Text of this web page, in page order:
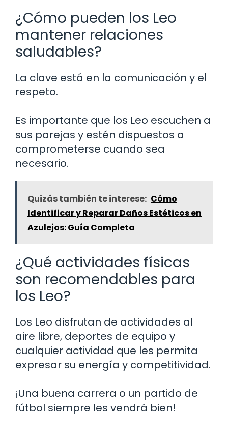
¿Cómo pueden los Leo
mantener relaciones
saludables?
La clave está en la comunicación y el
respeto.
Es importante que los Leo escuchen a
sus parejas y estén dispuestos a
comprometerse cuando sea
necesario.
Quizás también te interese: Cómo
Identificar y Reparar Daños Estéticos en
Azulejos: Guía Completa
¿Qué actividades físicas
son recomendables para
los Leo?
Los Leo disfrutan de actividades al
aire libre, deportes de equipo y
cualquier actividad que les permita
expresar su energía y competitividad.
¡Una buena carrera o un partido de
fútbol siempre les vendrá bien!